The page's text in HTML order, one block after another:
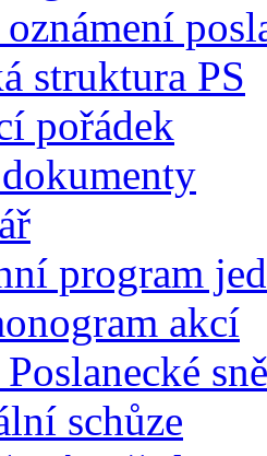
struktura PS
pořádek
program
akcí
Poslanecké
schůze